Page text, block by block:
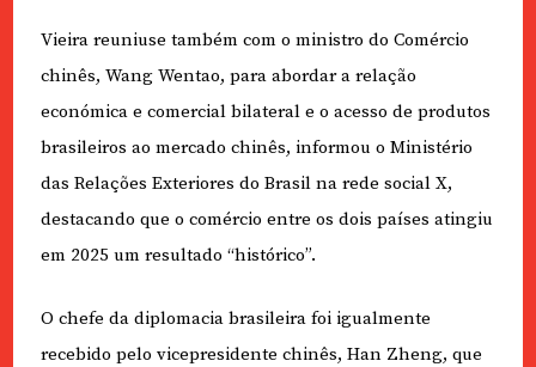
Vieira reuniuse também com o ministro do Comércio
chinês, Wang Wentao, para abordar a relação
económica e comercial bilateral e o acesso de produtos
brasileiros ao mercado chinês, informou o Ministério
das Relações Exteriores do Brasil na rede social X,
destacando que o comércio entre os dois países atingiu
em 2025 um resultado “histórico”.
O chefe da diplomacia brasileira foi igualmente
recebido pelo vicepresidente chinês, Han Zheng, que